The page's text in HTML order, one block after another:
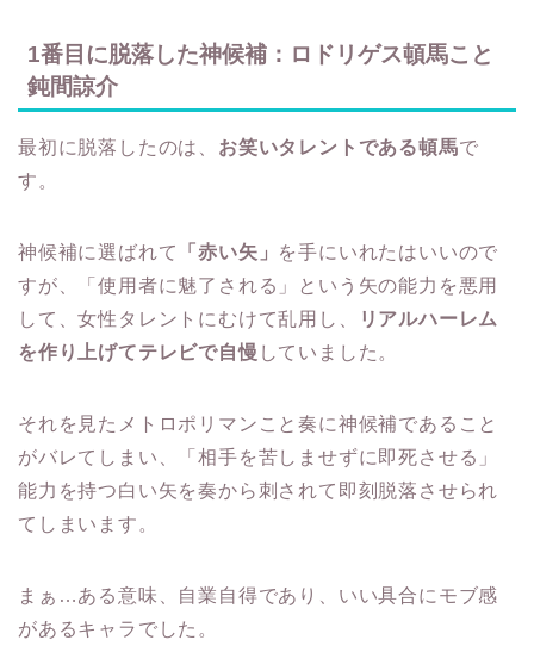
1番目に脱落した神候補：ロドリゲス頓馬こと
鈍間諒介
最初に脱落したのは、 お笑いタレントである頓馬で
す。
神候補に選ばれて 「赤い矢」 を手にいれたはいいので
すが、「使用者に魅了される」という矢の能力を悪用
して、女性タレントにむけて乱用し、
リアルハーレム
を作り上げてテレビで自慢 していました。
それを見たメトロポリマンこと奏に神候補であること
がバレてしまい、「相手を苦しませずに即死させる」
能力を持つ白い矢を奏から刺されて即刻脱落させられ
てしまいます。
まぁ…ある意味、自業自得であり、いい具合にモブ感
があるキャラでした。